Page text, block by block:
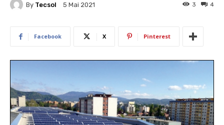
By Tecsol 5 Mai 2021 4
3
Facebook X Pinterest